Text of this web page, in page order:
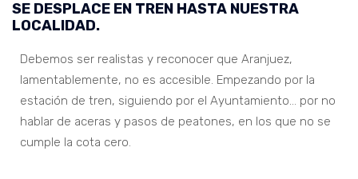
SE DESPLACE EN TREN HASTA NUESTRA
LOCALIDAD.
Debemos ser realistas y reconocer que Aranjuez,
lamentablemente, no es accesible. Empezando por la
estación de tren, siguiendo por el Ayuntamiento… por no
hablar de aceras y pasos de peatones, en los que no se
cumple la cota cero.